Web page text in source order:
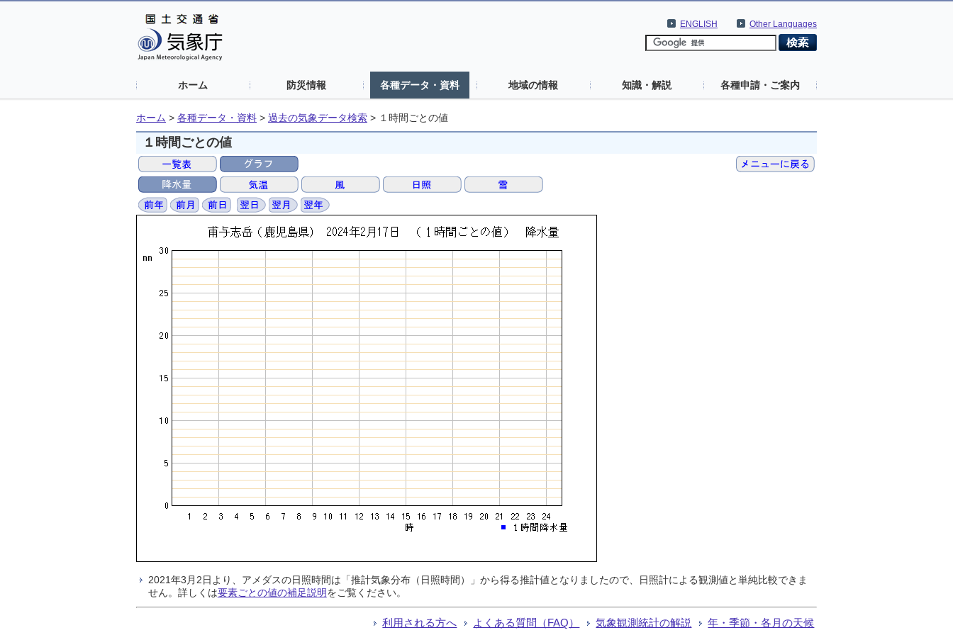
Other Languages
ENGLISH
ホーム 防災情報 各種データ・資料 地域の情報 知識・解説 各種申請・ご案内
ホーム > 各種データ・資料 > 過去の気象データ検索 > １時間ごとの値
１時間ごとの値
2021年3月2日より、アメダスの日照時間は「推計気象分布（日照時間）」から得る推計値となりましたので、日照計による観測値と単純比較できま
せん。詳しくは要素ごとの値の補足説明をご覧ください。
利用される方へ よくある質問（FAQ） 気象観測統計の解説 年・季節・各月の天候